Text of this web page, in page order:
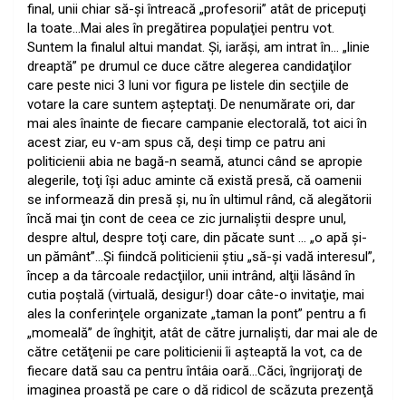
final, unii chiar să-şi întreacă „profesorii” atât de pricepuţi
la toate…Mai ales în pregătirea populaţiei pentru vot.
Suntem la finalul altui mandat. Şi, iarăşi, am intrat în… „linie
dreaptă” pe drumul ce duce către alegerea candidaţilor
care peste nici 3 luni vor figura pe listele din secţiile de
votare la care suntem aşteptaţi. De nenumărate ori, dar
mai ales înainte de fiecare campanie electorală, tot aici în
acest ziar, eu v-am spus că, deşi timp ce patru ani
politicienii abia ne bagă-n seamă, atunci când se apropie
alegerile, toţi îşi aduc aminte că există presă, că oamenii
se informează din presă şi, nu în ultimul rând, că alegătorii
încă mai ţin cont de ceea ce zic jurnaliştii despre unul,
despre altul, despre toţi care, din păcate sunt … „o apă şi-
un pământ”…Şi fiindcă politicienii ştiu „să-şi vadă interesul”,
încep a da târcoale redacţiilor, unii intrând, alţii lăsând în
cutia poştală (virtuală, desigur!) doar câte-o invitaţie, mai
ales la conferinţele organizate „taman la pont” pentru a fi
„momeală” de înghiţit, atât de către jurnalişti, dar mai ale de
către cetăţenii pe care politicienii îi aşteaptă la vot, ca de
fiecare dată sau ca pentru întâia oară…Căci, îngrijoraţi de
imaginea proastă pe care o dă ridicol de scăzuta prezenţă